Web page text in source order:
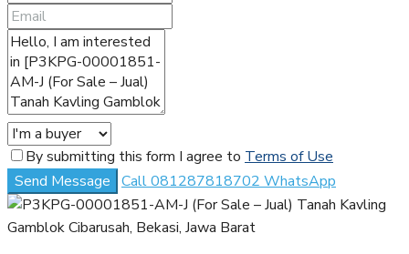
By submitting this form I agree to Terms of Use
Send Message Call081287818702 WhatsApp